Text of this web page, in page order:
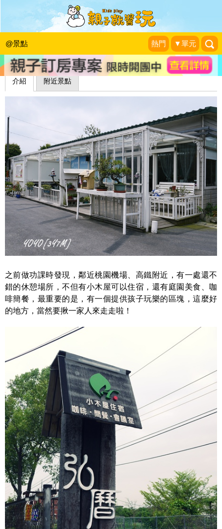
@景點 熱門 ▼單元
弘曆農園
1＋1＝3 玩學樂生活
介紹 附近景點
之前做功課時發現，鄰近桃園機場、高鐵附近，有一處還不
錯的休憩場所，不但有小木屋可以住宿，還有庭園美食、咖
啡簡餐，最重要的是，有一個提供孩子玩樂的區塊，這麼好
的地方，當然要揪一家人來走走啦！